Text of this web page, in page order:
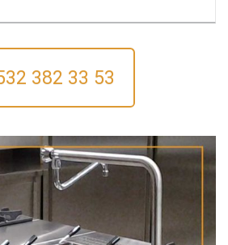
382 33 53